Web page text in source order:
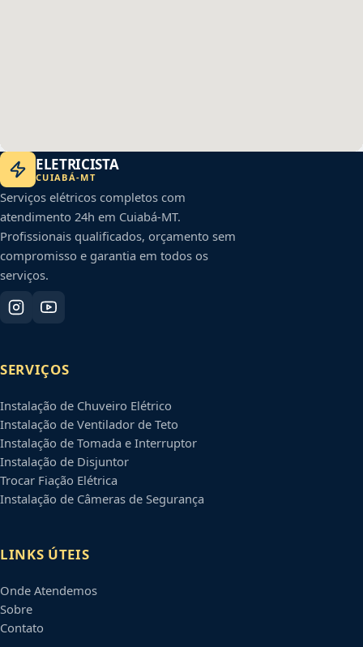
ELETRICISTA
CUIABÁ-MT
Serviços elétricos completos com
atendimento 24h em Cuiabá-MT.
Profissionais qualificados, orçamento sem
compromisso e garantia em todos os
serviços.
SERVIÇOS
Instalação de Chuveiro Elétrico
Instalação de Ventilador de Teto
Instalação de Tomada e Interruptor
Instalação de Disjuntor
Trocar Fiação Elétrica
Instalação de Câmeras de Segurança
LINKS ÚTEIS
Onde Atendemos
Sobre
Contato